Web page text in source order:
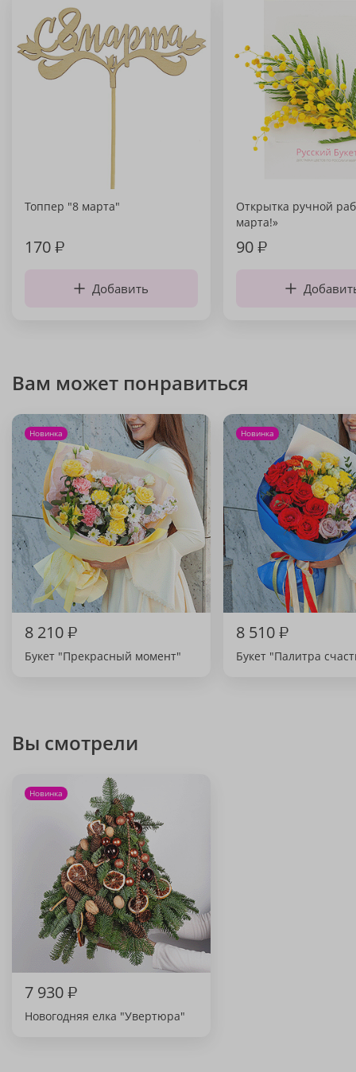
Топпер "8 марта"
170₽
Добавить
Открытка ручной
марта!»
90₽
Вам может понравиться
Новинка
8 210₽
Букет "Прекрасный момент"
Новинка
8 510₽
Букет "Палитра
Вы смотрели
Новинка
7 930₽
Новогодняя елка "Увертюра"